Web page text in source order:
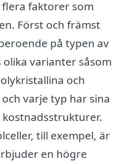
faktorer som
Först och främst
på typen av
olika varianter såsom
och
varje typ har sina
till exempel, är
en högre